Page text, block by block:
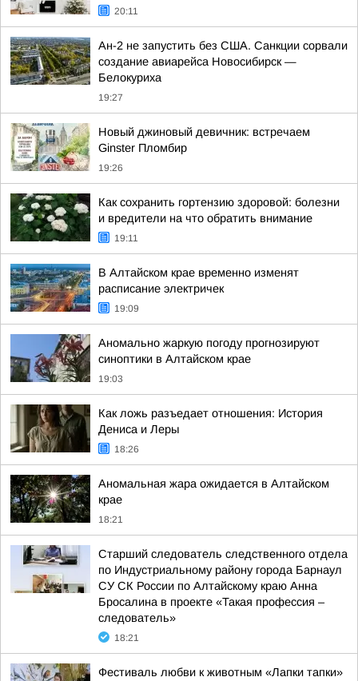
20:11
Ан-2 не запустить без США. Санкции сорвали
создание авиарейса Новосибирск —
Белокуриха
19:27
Новый джиновый девичник: встречаем
Ginster Пломбир
19:26
Как сохранить гортензию здоровой: болезни
и вредители на что обратить внимание
19:11
В Алтайском крае временно изменят
расписание электричек
19:09
Аномально жаркую погоду прогнозируют
синоптики в Алтайском крае
19:03
Как ложь разъедает отношения: История
Дениса и Леры
18:26
Аномальная жара ожидается в Алтайском
крае
18:21
Старший следователь следственного отдела
по Индустриальному району города Барнаул
СУ СК России по Алтайскому краю Анна
Бросалина в проекте «Такая профессия –
следователь»
18:21
Фестиваль любви к животным «Лапки тапки»